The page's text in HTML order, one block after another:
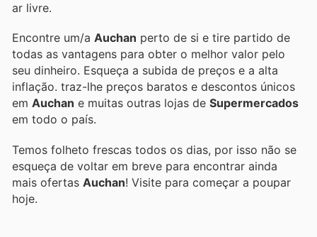
ar livre.
Encontre um/a Auchan perto de si e tire partido de
todas as vantagens para obter o melhor valor pelo
seu dinheiro. Esqueça a subida de preços e a alta
inflação. traz-lhe preços baratos e descontos únicos
em Auchan e muitas outras lojas de Supermercados
em todo o país.
Temos folheto frescas todos os dias, por isso não se
esqueça de voltar em breve para encontrar ainda
mais ofertas Auchan ! Visite para começar a poupar
hoje.